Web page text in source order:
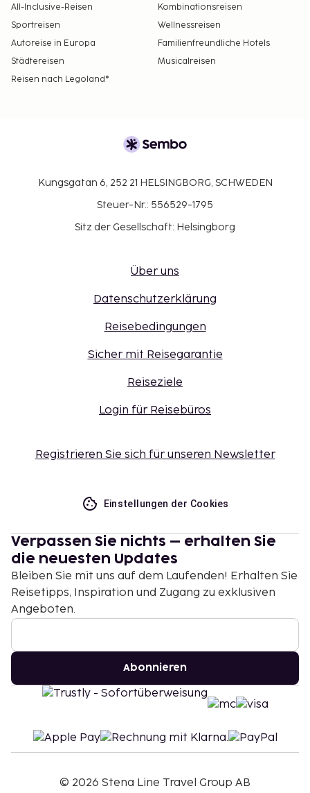
All-Inclusive-Reisen
Kombinationsreisen
Sportreisen
Wellnessreisen
Autoreise in Europa
Familienfreundliche Hotels
Städtereisen
Musicalreisen
Reisen nach Legoland®
Kungsgatan 6, 252 21 HELSINGBORG, SCHWEDEN
Steuer-Nr.: 556529-1795
Sitz der Gesellschaft: Helsingborg
Über uns
Datenschutzerklärung
Reisebedingungen
Sicher mit Reisegarantie
Reiseziele
Login für Reisebüros
Registrieren Sie sich für unseren Newsletter
Einstellungen der Cookies
Verpassen Sie nichts – erhalten Sie
die neuesten Updates
Bleiben Sie mit uns auf dem Laufenden! Erhalten Sie
Reisetipps, Inspiration und Zugang zu exklusiven
Angeboten.
Abonnieren
© 2026 Stena Line Travel Group AB